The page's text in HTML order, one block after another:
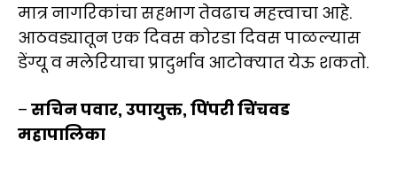
मात्र नागरिकांचा सहभाग तेवढाच महत्त्वाचा आहे.
आठवड्यातून एक दिवस कोरडा दिवस पाळल्यास
डेंग्यू व मलेरियाचा प्रादुर्भाव आटोक्यात येऊ शकतो.
– सचिन पवार, उपायुक्त, पिंपरी चिंचवड
महापालिका